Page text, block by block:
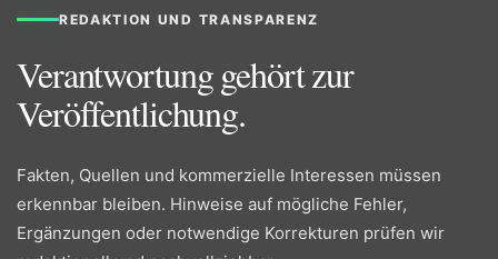
REDAKTION UND TRANSPARENZ
Verantwortung gehört zur
Veröffentlichung.
Fakten, Quellen und kommerzielle Interessen müssen
erkennbar bleiben. Hinweise auf mögliche Fehler,
Ergänzungen oder notwendige Korrekturen prüfen wir